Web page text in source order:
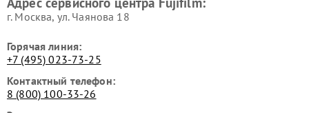
г. Москва, ул. Чаянова 18
Горячая линия:
+7 (495) 023-73-25
Контактный телефон:
8 (800) 100-33-26